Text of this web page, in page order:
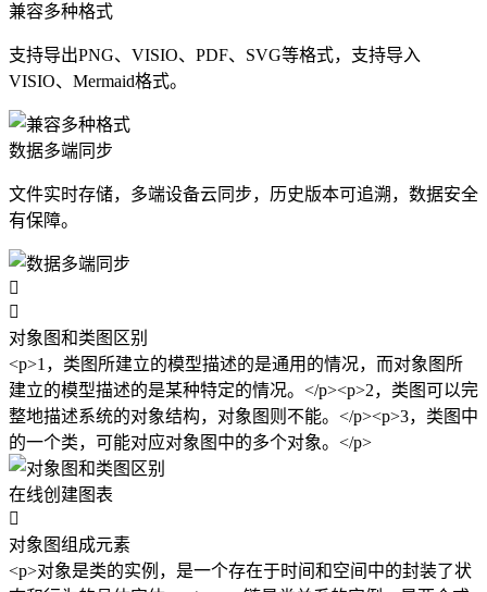
兼容多种格式
支持导出PNG、VISIO、PDF、SVG等格式，支持导入
VISIO、Mermaid格式。
数据多端同步
文件实时存储，多端设备云同步，历史版本可追溯，数据安全
有保障。


对象图和类图区别
<p>1，类图所建立的模型描述的是通用的情况，而对象图所
建立的模型描述的是某种特定的情况。</p><p>2，类图可以完
整地描述系统的对象结构，对象图则不能。</p><p>3，类图中
的一个类，可能对应对象图中的多个对象。</p>
在线创建图表

对象图组成元素
<p>对象是类的实例，是一个存在于时间和空间中的封装了状